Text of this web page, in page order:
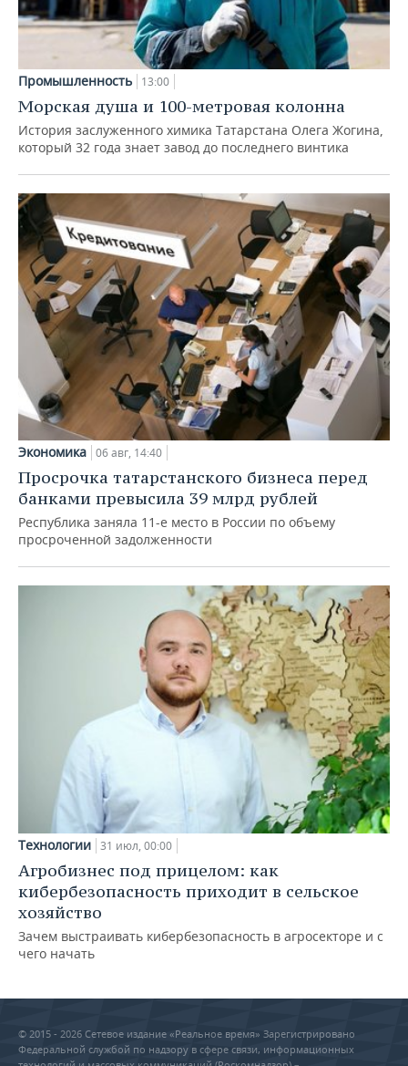
Промышленность 13:00
Морская душа и 100-метровая колонна
История заслуженного химика Татарстана Олега Жогина,
который 32 года знает завод до последнего винтика
Экономика 06 авг, 14:40
Просрочка татарстанского бизнеса перед
банками превысила 39 млрд рублей
Республика заняла 11-е место в России по объему
просроченной задолженности
Технологии 31 июл, 00:00
Агробизнес под прицелом: как
кибербезопасность приходит в сельское
хозяйство
Зачем выстраивать кибербезопасность в агросекторе и с
чего начать
© 2015 - 2026 Сетевое издание «Реальное время» Зарегистрировано
Федеральной службой по надзору в сфере связи, информационных